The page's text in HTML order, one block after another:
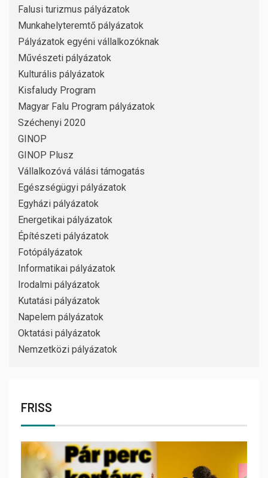
Falusi turizmus pályázatok
Munkahelyteremtő pályázatok
Pályázatok egyéni vállalkozóknak
Művészeti pályázatok
Kulturális pályázatok
Kisfaludy Program
Magyar Falu Program pályázatok
Széchenyi 2020
GINOP
GINOP Plusz
Vállalkozóvá válási támogatás
Egészségügyi pályázatok
Egyházi pályázatok
Energetikai pályázatok
Építészeti pályázatok
Fotópályázatok
Informatikai pályázatok
Irodalmi pályázatok
Kutatási pályázatok
Napelem pályázatok
Oktatási pályázatok
Nemzetközi pályázatok
FRISS